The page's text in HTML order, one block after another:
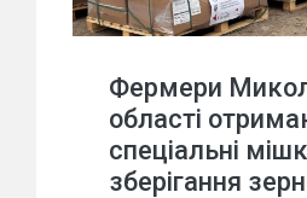
Фермери
області
спеціальні
зберігання